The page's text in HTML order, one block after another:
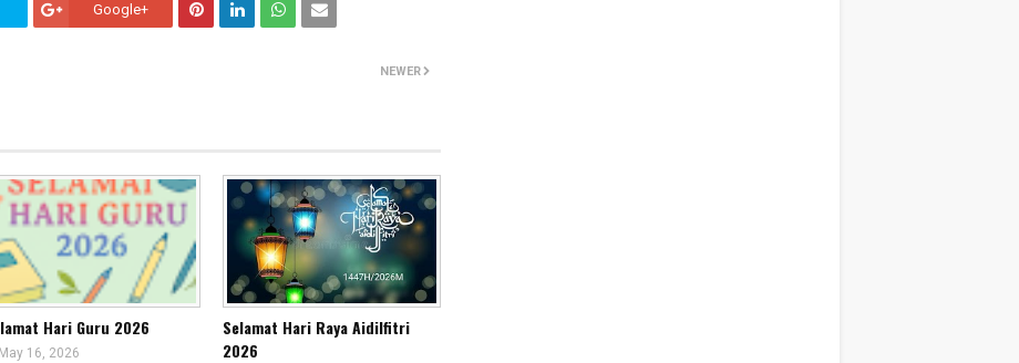
Google+
NEWER
Hari Guru 2026
May 16, 2026
Selamat Hari Raya Aidilfitri
2026